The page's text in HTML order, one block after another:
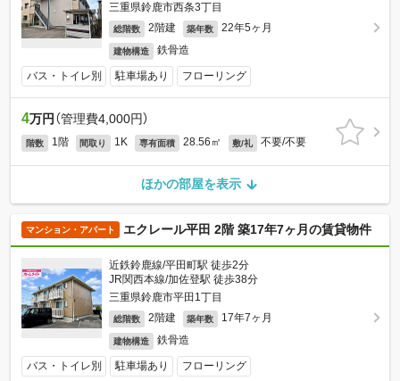
三重県鈴鹿市西条3丁目
総階数 2階建 築年数 22年5ヶ月
建物構造 鉄骨造
バス・トイレ別 駐車場あり フローリング
4万円 （管理費4,000円）
階数 1階 間取り 1K 専有面積 28.56㎡ 敷/礼 不要/不要
ほかの部屋を表示
マンション・アパート エクレール平田 2階 築17年7ヶ月の賃貸物件
近鉄鈴鹿線/平田町駅 徒歩2分
JR関西本線/加佐登駅 徒歩38分
三重県鈴鹿市平田1丁目
総階数 2階建 築年数 17年7ヶ月
建物構造 鉄骨造
バス・トイレ別 駐車場あり フローリング